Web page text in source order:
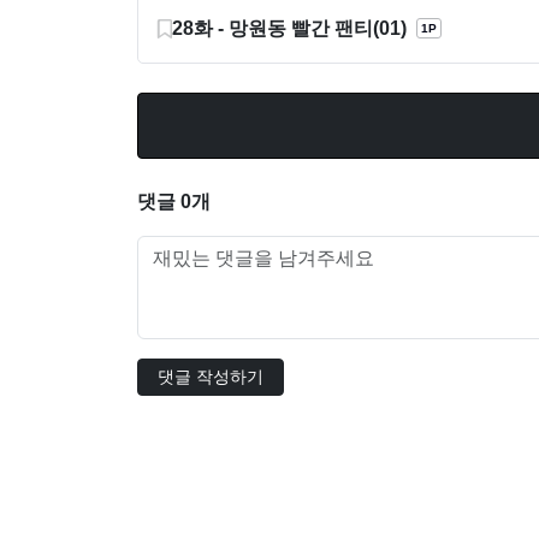
28화 - 망원동 빨간 팬티(01) 1P
댓글 0개
댓글 작성하기